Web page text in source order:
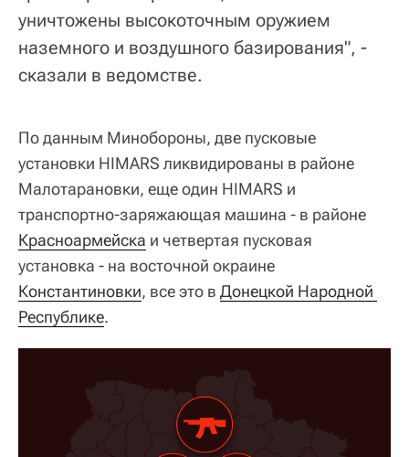
уничтожены высокоточным оружием
наземного и воздушного базирования", -
сказали в ведомстве.
По данным Минобороны, две пусковые
установки HIMARS ликвидированы в районе
Малотарановки, еще один HIMARS и
транспортно-заряжающая машина - в районе
Красноармейска и четвертая пусковая
установка - на восточной окраине
Константиновки, все это в Донецкой Народной
Республике.